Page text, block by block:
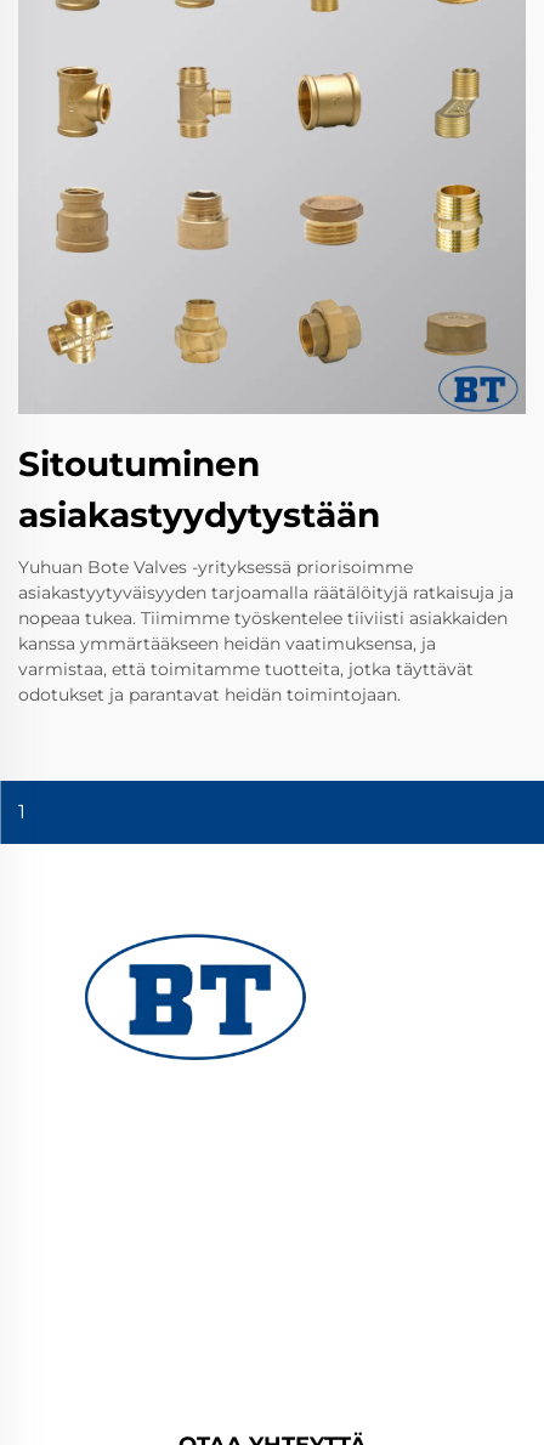
Sitoutuminen
asiakastyydytystään
Yuhuan Bote Valves -yrityksessä priorisoimme
asiakastyytyväisyyden tarjoamalla räätälöityjä ratkaisuja ja
nopeaa tukea. Tiimimme työskentelee tiiviisti asiakkaiden
kanssa ymmärtääkseen heidän vaatimuksensa, ja
varmistaa, että toimitamme tuotteita, jotka täyttävät
odotukset ja parantavat heidän toimintojaan.
1